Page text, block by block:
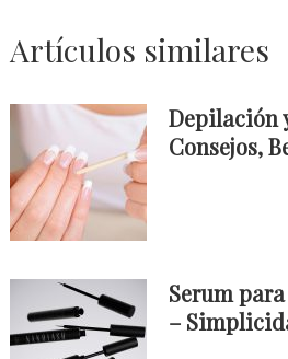
Artículos similares
Depilación
Consejos,
Serum
–